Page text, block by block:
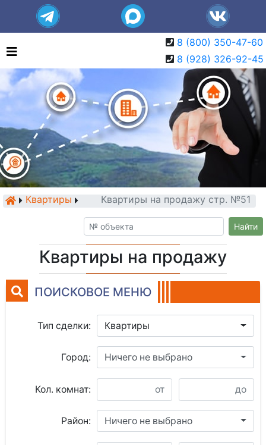
8 (800) 350-47-60
8 (928) 326-92-45
Квартиры Квартиры на продажу стр. №51
Найти
Квартиры на продажу
ПОИСКОВОЕ МЕНЮ
Тип сделки: Квартиры
Город: Ничего не выбрано
Кол. комнат:
Район: Ничего не выбрано